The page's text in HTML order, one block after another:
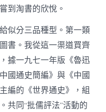
到淘書的欣悅。
似分三品種型。第一類
書。我從這一渠道買齊
據一九七一年版《魯迅
國通史簡編》與《中國
編的《世界通史》，組
共同“批儒評法”活動的